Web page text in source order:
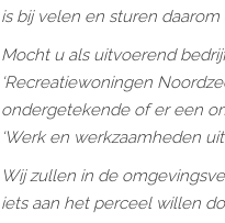
is bij velen en sturen
Mocht u als uitvoerend
‘Recreatiewoningen
ondergetekende of er een
‘Werk en werkzaamheden
Wij zullen in de
iets aan het perceel willen